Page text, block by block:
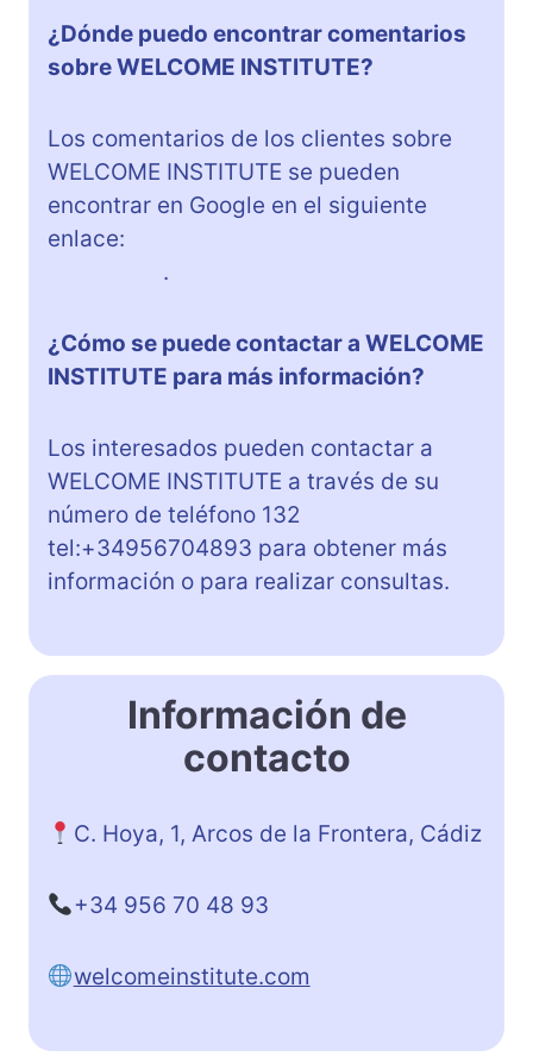
¿Dónde puedo encontrar comentarios
sobre WELCOME INSTITUTE?
Los comentarios de los clientes sobre
WELCOME INSTITUTE se pueden
encontrar en Google en el siguiente
enlace:
.
¿Cómo se puede contactar a WELCOME
INSTITUTE para más información?
Los interesados pueden contactar a
WELCOME INSTITUTE a través de su
número de teléfono 132
tel:+34956704893 para obtener más
información o para realizar consultas.
Información de
contacto
C. Hoya, 1, Arcos de la Frontera, Cádiz
+34 956 70 48 93
welcomeinstitute.com